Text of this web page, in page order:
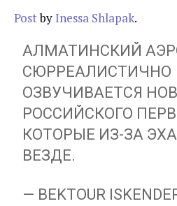
PostbyInessa Shlapak.
АЛМАТИНСКИЙ
СЮРРЕАЛИСТИЧНО
ОЗВУЧИВАЕТСЯ
РОССИЙСКОГО
КОТОРЫЕ ИЗ-ЗА
ВЕЗДЕ.
— BEKTOUR